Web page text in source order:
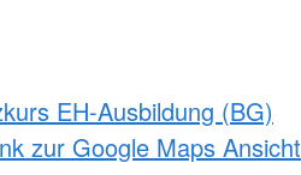
EH-Ausbildung (BG)
zur Google Maps Ansicht